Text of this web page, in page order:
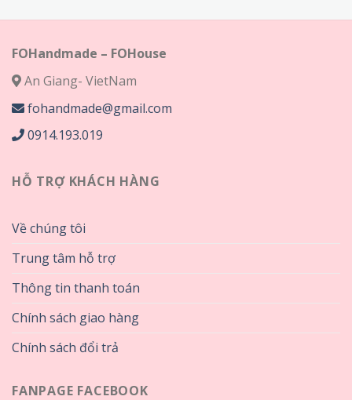
FOHandmade – FOHouse
An Giang- VietNam
fohandmade@gmail.com
0914.193.019
HỖ TRỢ KHÁCH HÀNG
Về chúng tôi
Trung tâm hỗ trợ
Thông tin thanh toán
Chính sách giao hàng
Chính sách đổi trả
FANPAGE FACEBOOK